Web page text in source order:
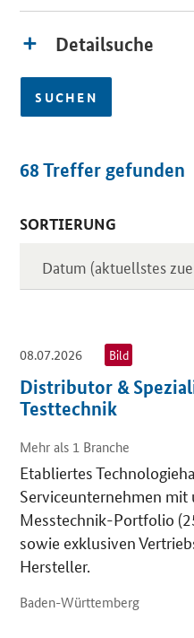
Detailsuche
SUCHEN
68Treffer gefunden
SORTIERUNG
08.07.2026
Bild
Distributor &
Testtechnik
Mehr als 1 Branche
Etabliertes
Serviceunternehmen mit
Messtechnik-Portfolio
sowie exklusiven
Hersteller.
Baden-Württemberg